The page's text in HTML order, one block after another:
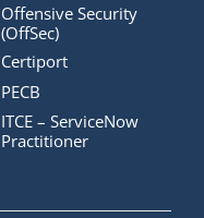
Offensive Security
(OffSec)
Certiport
PECB
ITCE – ServiceNow
Practitioner